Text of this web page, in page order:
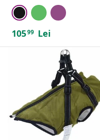
10599 Lei